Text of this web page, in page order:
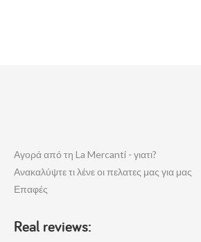
Αγορά από τη La Mercanti - γιατι?
Ανακαλύψτε τι λένε οι πελατες μας για μας
Επαφές
Real reviews: